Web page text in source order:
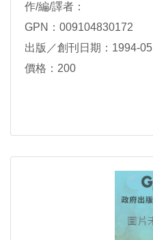
作/編/譯者：
GPN：009104830172
出版／創刊日期：1994-05
價格：200